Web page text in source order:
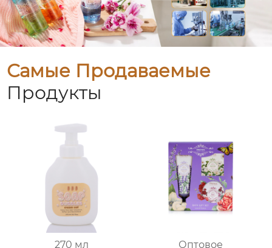
Самые Продаваемые
Продукты
270 мл Оптовое